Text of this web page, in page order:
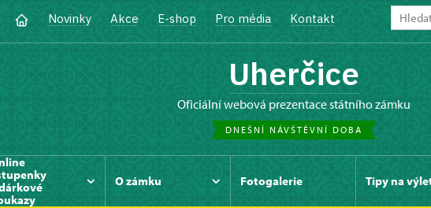
Novinky Akce E-shop Pro média Kontakt
Uherčice
oficiální webová prezentace státního zámku
DNEŠNÍ NÁVŠTĚVNÍ DOBA
O zámku Fotogalerie Tipy na